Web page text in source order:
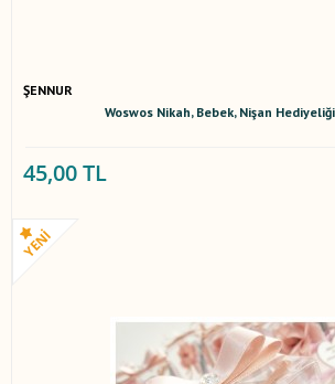
ŞENNUR
Woswos Nikah, Bebek, Nişan
45,00 TL